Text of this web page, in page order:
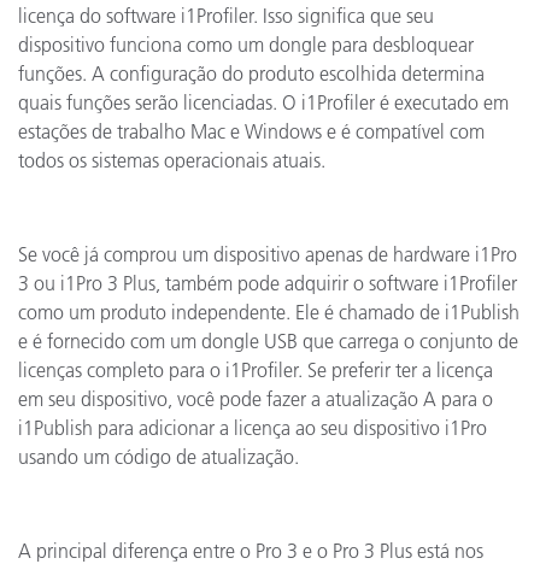
licença do software i1Profiler. Isso significa que seu
dispositivo funciona como um dongle para desbloquear
funções. A configuração do produto escolhida determina
quais funções serão licenciadas. O i1Profiler é executado em
estações de trabalho Mac e Windows e é compatível com
todos os sistemas operacionais atuais.
Se você já comprou um dispositivo apenas de hardware i1Pro
3 ou i1Pro 3 Plus, também pode adquirir o software i1Profiler
como um produto independente. Ele é chamado de i1Publish
e é fornecido com um dongle USB que carrega o conjunto de
licenças completo para o i1Profiler. Se preferir ter a licença
em seu dispositivo, você pode fazer a atualização A para o
i1Publish para adicionar a licença ao seu dispositivo i1Pro
usando um código de atualização.
A principal diferença entre o Pro 3 e o Pro 3 Plus está nos